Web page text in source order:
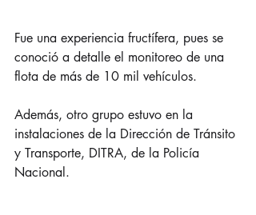
Fue una experiencia fructífera, pues se
conoció a detalle el monitoreo de una
flota de más de 10 mil vehículos.
Además, otro grupo estuvo en la
instalaciones de la Dirección de Tránsito
y Transporte, DITRA, de la Policía
Nacional.